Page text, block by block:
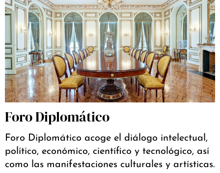
Foro Diplomático
Foro Diplomático acoge el diálogo intelectual,
político, económico, científico y tecnológico, así
como las manifestaciones culturales y artísticas.